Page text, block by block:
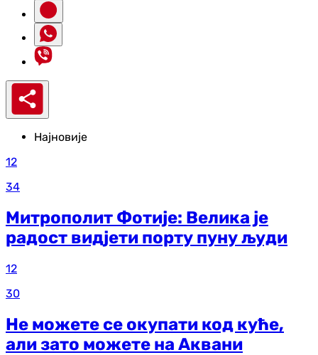
Најновије
12
34
Митрополит Фотије: Велика је
радост видјети порту пуну људи
12
30
Не можете се окупати код куће,
али зато можете на Аквани